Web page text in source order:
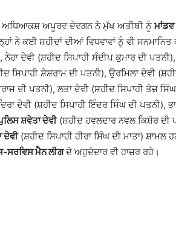
ਅਧਿਆਕਸ਼ ਅਪੂਰਵ ਦੇਵਗਨ ਨੇ ਮੁੱਖ ਅਤੀਥੀ ਨੂੰਮਾਂਡਵ
ਨੇ ਕਈ ਸ਼ਹੀਦਾਂ ਦੀਆਂ ਵਿਧਵਾਵਾਂ ਨੂੰ ਵੀ ਸਨਮਾਨਿਤ
ਦੇਵੀ (ਸ਼ਹੀਦ ਸਿਪਾਹੀ ਸੰਦੀਪ ਕੁਮਾਰ ਦੀ
ਸਿਪਾਹੀ ਸ਼ੇਸ਼ਰਾਮ ਦੀ ਪਤਨੀ), ਉਰਮਿਲਾ ਦੇਵੀ
ਦੀ ਪਤਨੀ), ਲਤਾ ਦੇਵੀ (ਸ਼ਹੀਦ ਸਿਪਾਹੀ ਤੇਜ਼
ਦੇਵੀ (ਸ਼ਹੀਦ ਸਿਪਾਹੀ ਇੰਦਰ ਸਿੰਘ ਦੀ ਪਤਨੀ),
ਸ਼ਵੇਤਾ ਦੇਵੀ(ਸ਼ਹੀਦ ਹਵਲਦਾਰ ਨਵਲ ਕਿਸ਼ੋਰ ਦੀ
ਦੇਵੀ(ਸ਼ਹੀਦ ਸਿਪਾਹੀ ਹੀਰਾ ਸਿੰਘ ਦੀ ਮਾਤਾ)
ਸਰਵਿਸ ਮੈਨ ਲੀਗਦੇ ਅਹੁਦੇਦਾਰ ਵੀ ਹਾਜ਼ਰ ਰਹੇ।